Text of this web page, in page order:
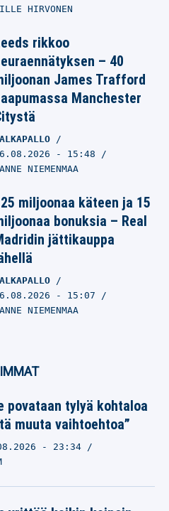
HIRVONEN
rikkoo
– 40
James Trafford
Manchester
- 15:48
NIEMENMAA
miljoonaa käteen ja 15
bonuksia – Real
jättikauppa
- 15:07
NIEMENMAA
povataan tylyä kohtaloa
muuta vaihtoehtoa”
- 23:34